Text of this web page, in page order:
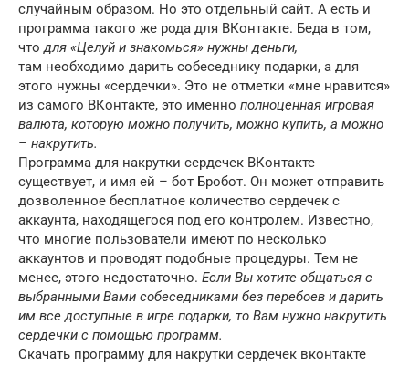
случайным образом. Но это отдельный сайт. А есть и
программа такого же рода для ВКонтакте. Беда в том,
чтодля «Целуй и знакомься» нужны деньги,
там необходимо дарить собеседнику подарки, а для
этого нужны «сердечки». Это не отметки «мне нравится»
из самого ВКонтакте, это именно полноценная игровая
валюта, которую можно получить, можно купить, а можно
– накрутить.
Программа для накрутки сердечек ВКонтакте
существует, и имя ей – бот Бробот. Он может отправить
дозволенное бесплатное количество сердечек с
аккаунта, находящегося под его контролем. Известно,
что многие пользователи имеют по несколько
аккаунтов и проводят подобные процедуры. Тем не
менее, этого недостаточно. Если Вы хотите общаться с
выбранными Вами собеседниками без перебоев и дарить
им все доступные в игре подарки, то Вам нужно накрутить
сердечки с помощью программ.
Скачать программу для накрутки сердечек вконтакте